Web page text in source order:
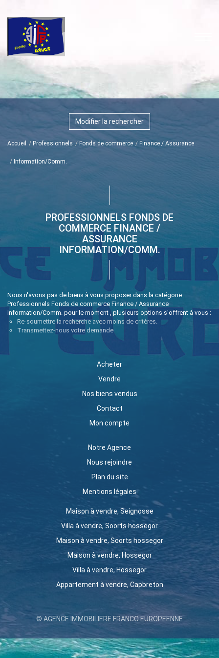
Modifier la rechercher
Accueil Professionnels Fonds de commerce Finance / Assurance
Information/Comm.
PROFESSIONNELS FONDS DE
COMMERCE FINANCE /
ASSURANCE
INFORMATION/COMM.
Nous n'avons pas de biens à vous proposer dans la catégorie
Professionnels Fonds de commerce Finance / Assurance
Information/Comm. pour le moment , plusieurs options s'offrent à vous :
Re-soumettre la recherche avec moins de critères.
Transmettez-nous votre demande
Acheter
Vendre
Nos biens vendus
Contact
Mon compte
Notre Agence
Nous rejoindre
Plan du site
Mentions légales
Maison à vendre, Seignosse
Villa à vendre, Soorts hossegor
Maison à vendre, Soorts hossegor
Maison à vendre, Hossegor
Villa à vendre, Hossegor
Appartement à vendre, Capbreton
© AGENCE IMMOBILIERE FRANCO EUROPEENNE